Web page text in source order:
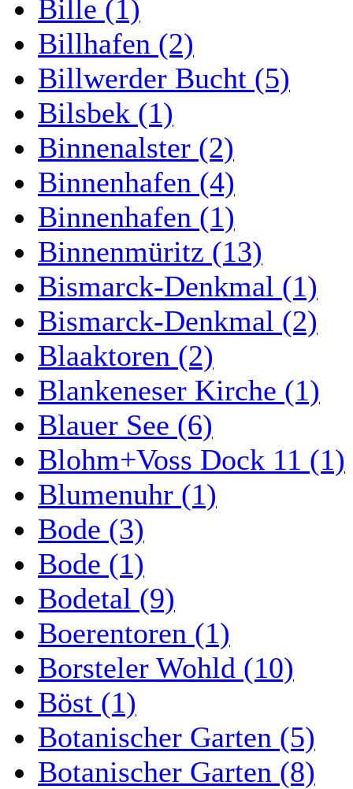
Bille (1)
Billhafen (2)
Billwerder Bucht (5)
Bilsbek (1)
Binnenalster (2)
Binnenhafen (4)
Binnenhafen (1)
Binnenmüritz (13)
Bismarck-Denkmal (1)
Bismarck-Denkmal (2)
Blaaktoren (2)
Blankeneser Kirche (1)
Blauer See (6)
Blohm+Voss Dock 11 (1)
Blumenuhr (1)
Bode (3)
Bode (1)
Bodetal (9)
Boerentoren (1)
Borsteler Wohld (10)
Böst (1)
Botanischer Garten (5)
Botanischer Garten (8)